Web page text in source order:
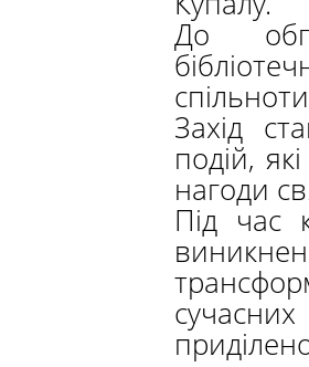
До
Захід
подій,
нагоди
Під час